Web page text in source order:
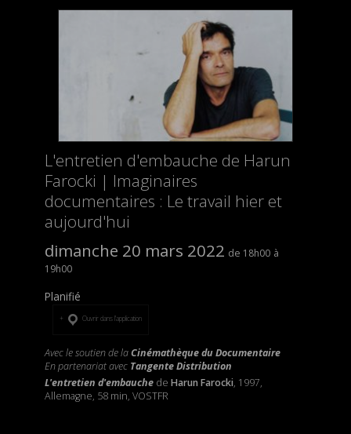
L'entretien d'embauche de Harun
Farocki | Imaginaires
documentaires : Le travail hier et
aujourd'hui
dimanche 20 mars 2022
18h00
19h00
Planifié
Ouvrir dans l’application
Avec le soutien de laCinémathèque du Documentaire
En partenariat avecTangente Distribution
L'entretien d'embauchede Harun Farocki, 1997,
Allemagne, 58 min, VOSTFR